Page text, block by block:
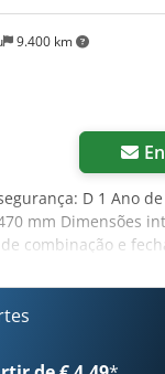
9.400 km
D 1 Ano
mm Dimensões
combinação e
- 3
trancas de Ø 40 mm
L=1010 mm,